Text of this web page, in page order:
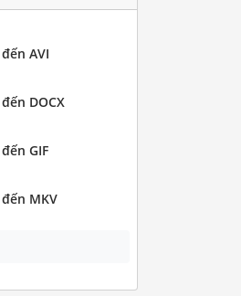
đến AVI
đến DOCX
đến GIF
đến MKV